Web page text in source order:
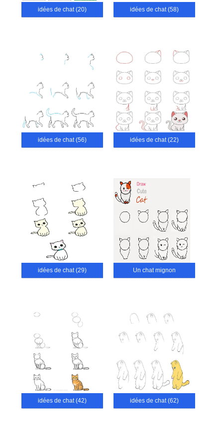
idées de chat (20) idées de chat (58)
idées de chat (56) idées de chat (22)
idées de chat (29) Un chat mignon
idées de chat (42) idées de chat (62)